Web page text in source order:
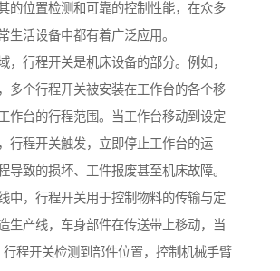
的位置检测和可靠的控制性能，在众多
生活设备中都有着广泛应用。
，行程开关是机床设备的部分。例如，
多个行程开关被安装在工作台的各个移
作台的行程范围。当工作台移动到设定
行程开关触发，立即停止工作台的运
导致的损坏、工件报废甚至机床故障。
中，行程开关用于控制物料的传输与定
生产线，车身部件在传送带上移动，当
程开关检测到部件位置，控制机械手臂